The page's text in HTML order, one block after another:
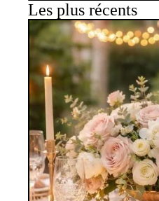
Les plus récents